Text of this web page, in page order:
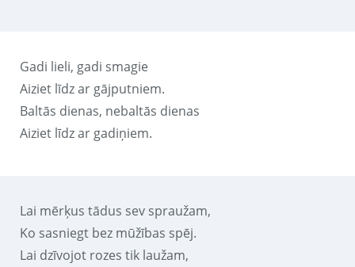
Gadi lieli, gadi smagie
Aiziet līdz ar gājputniem.
Baltās dienas, nebaltās dienas
Aiziet līdz ar gadiņiem.
Lai mērķus tādus sev spraužam,
Ko sasniegt bez mūžības spēj.
Lai dzīvojot rozes tik laužam,